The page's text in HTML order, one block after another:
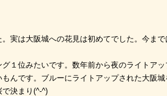
実は大阪城への花見は初めてでした。今ま
１位みたいです。数年前から夜のライトア
んです。ブルーにライトアップされた大阪城
決まり(^-^)